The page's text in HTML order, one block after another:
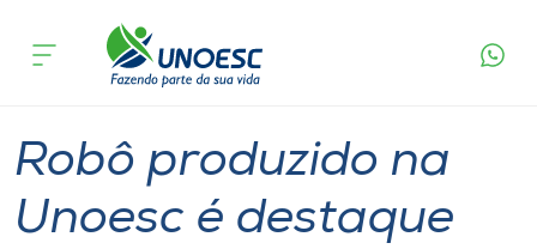
Cursos
Pesquisa
acontece
Robô produzido na
Unoesc é destaque